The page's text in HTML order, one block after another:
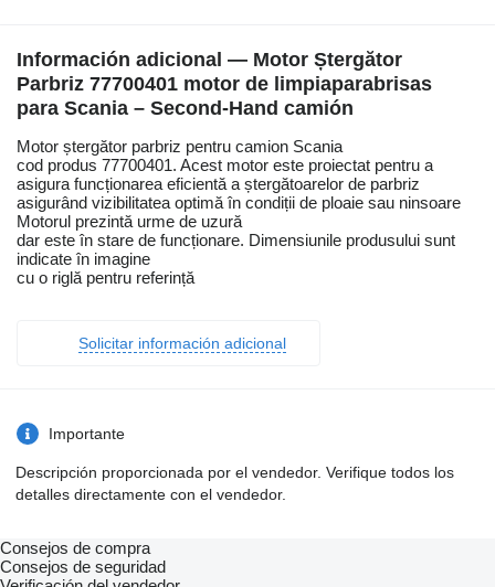
Información adicional — Motor Ștergător
Parbriz 77700401 motor de limpiaparabrisas
para Scania – Second-Hand camión
Motor ștergător parbriz pentru camion Scania
cod produs 77700401. Acest motor este proiectat pentru a
asigura funcționarea eficientă a ștergătoarelor de parbriz
asigurând vizibilitatea optimă în condiții de ploaie sau ninsoare
Motorul prezintă urme de uzură
dar este în stare de funcționare. Dimensiunile produsului sunt
indicate în imagine
cu o riglă pentru referință
Solicitar información adicional
Importante
Descripción proporcionada por el vendedor. Verifique todos los
detalles directamente con el vendedor.
Consejos de compra
Consejos de seguridad